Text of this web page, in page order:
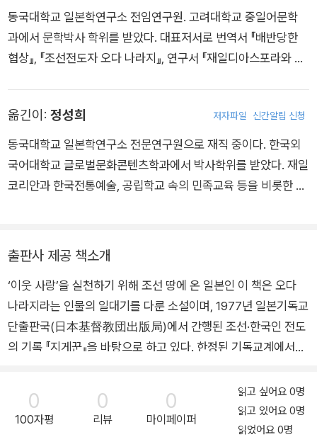
동국대학교 일본학연구소 전임연구원. 고려대학교 중일어문학
과에서 문학박사 학위를 받았다. 대표저서로 번역서 『배반당한
협상』, 『조선전도자 오다 나라지』, 연구서 『재일디아스포라와 글
옮긴이: 정성희 저자파일 신간알림 신청
동국대학교 일본학연구소 전문연구원으로 재직 중이다. 한국외
국어대학교 글로벌문화콘텐츠학과에서 박사학위를 받았다. 재일
코리안과 한국전통예술, 공립학교 속의 민족교육 등을 비롯한 재
출판사 제공 책소개
‘이웃 사랑’을 실천하기 위해 조선 땅에 온 일본인 이 책은 오다
나라지라는 인물의 일대기를 다룬 소설이며, 1977년 일본기독교
단출판국(日本基督教団出版局)에서 간행된 조선·한국인 전도
의 기록 『지게꾼』을 바탕으로 하고 있다. 한정된 기독교계에서는
건너가 기독교 명제 중 하나인 ‘이웃 사랑’을 실천하고, 아시아 패
권 수립을 목표로 했던 일본에 시비(是非)를 가리지 않고 감연
(敢然)히 맞섰던 인물이다. 그는 조선인을 이해하기 위해 언어,
0
100자평
0
리뷰
0
마이페이퍼
읽고 싶어요 0명
읽고 있어요 0명
읽었어요 0명